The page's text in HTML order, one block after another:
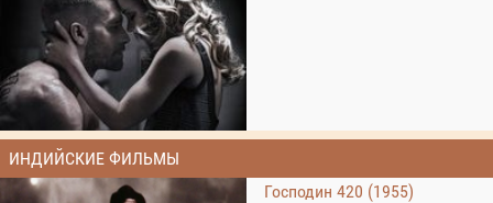
ИНДИЙСКИЕ ФИЛЬМЫ
Господин 420 (1955)